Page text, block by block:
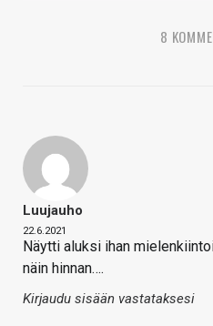
8
Luujauho
22.6.2021
Näytti aluksi ihan
näin hinnan….
Kirjaudu sisään vastataksesi